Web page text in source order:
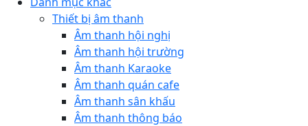
Thiết bị âm thanh
Âm thanh hội nghị
Âm thanh hội trường
Âm thanh Karaoke
Âm thanh quán cafe
Âm thanh sân khấu
Âm thanh thông báo